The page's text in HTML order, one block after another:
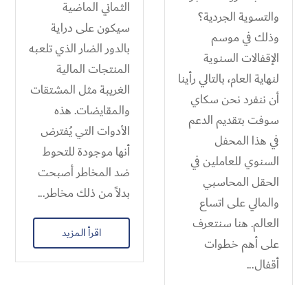
والتسوية الجردية؟
وذلك في موسم
الإقفالات السنوية
لنهاية العام، بالتالي رأينا
أن ننفرد نحن سكاي
سوفت بتقديم الدعم
في هذا المحفل
السنوي للعاملين في
الحقل المحاسبي
والمالي على اتساع
العالم. هنا سنتعرف
على أهم خطوات
أقفال...
الثماني الماضية
سيكون على دراية
بالدور الضار الذي تلعبه
المنتجات المالية
الغريبة مثل المشتقات
والمقايضات. هذه
الأدوات التي يُفترض
أنها موجودة للتحوط
ضد المخاطر أصبحت
بدلاً من ذلك مخاطر...
اقرأ المزيد